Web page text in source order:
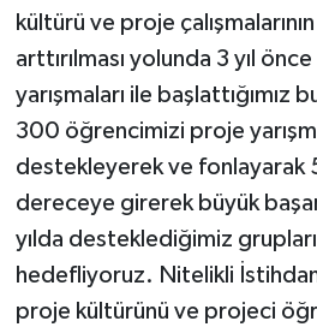
kültürü ve proje
arttırılması yolunda 3 yıl
yarışmaları ile başlattığımız
300 öğrencimizi proje
destekleyerek ve fonlayarak
dereceye girerek büyük
yılda desteklediğimiz
hedefliyoruz. Nitelikli
proje kültürünü ve projeci